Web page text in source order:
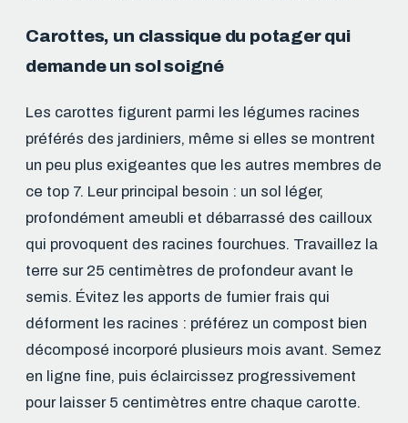
Carottes, un classique du potager qui
demande un sol soigné
Les carottes figurent parmi les légumes racines
préférés des jardiniers, même si elles se montrent
un peu plus exigeantes que les autres membres de
ce top 7. Leur principal besoin : un sol léger,
profondément ameubli et débarrassé des cailloux
qui provoquent des racines fourchues. Travaillez la
terre sur 25 centimètres de profondeur avant le
semis. Évitez les apports de fumier frais qui
déforment les racines : préférez un compost bien
décomposé incorporé plusieurs mois avant. Semez
en ligne fine, puis éclaircissez progressivement
pour laisser 5 centimètres entre chaque carotte.